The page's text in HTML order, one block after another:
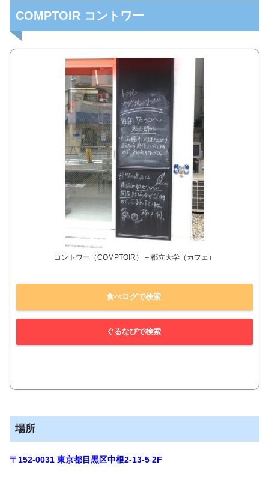
COMPTOIR コントワー
コントワー（COMPTOIR） – 都立大学（カフェ）
食べログで検索
ぐるなびで検索
場所
〒152-0031 東京都目黒区中根2-13-5 2F